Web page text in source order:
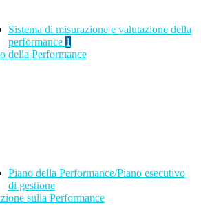
Sistema di misurazione e valutazione della
performance 1
della Performance
Piano della Performance/Piano esecutivo
di gestione
sulla Performance